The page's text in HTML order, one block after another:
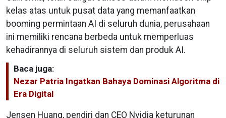
kelas atas untuk pusat data yang memanfaatkan
booming permintaan AI di seluruh dunia, perusahaan
ini memiliki rencana berbeda untuk memperluas
kehadirannya di seluruh sistem dan produk AI.
Baca juga:
Nezar Patria Ingatkan Bahaya Dominasi Algoritma di
Era Digital
Jensen Huang, pendiri dan CEO Nvidia keturunan